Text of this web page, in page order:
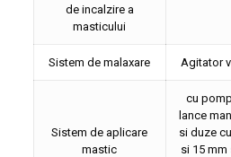
de incalzire a
masticului
Sistem de malaxare Agitator
Sistem de aplicare
mastic
cu
lance
si duze
si 15